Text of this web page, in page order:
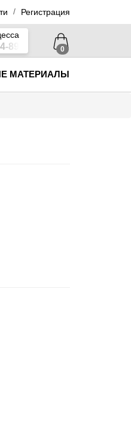
/ Регистрация
89 0
МАТЕРИАЛЫ